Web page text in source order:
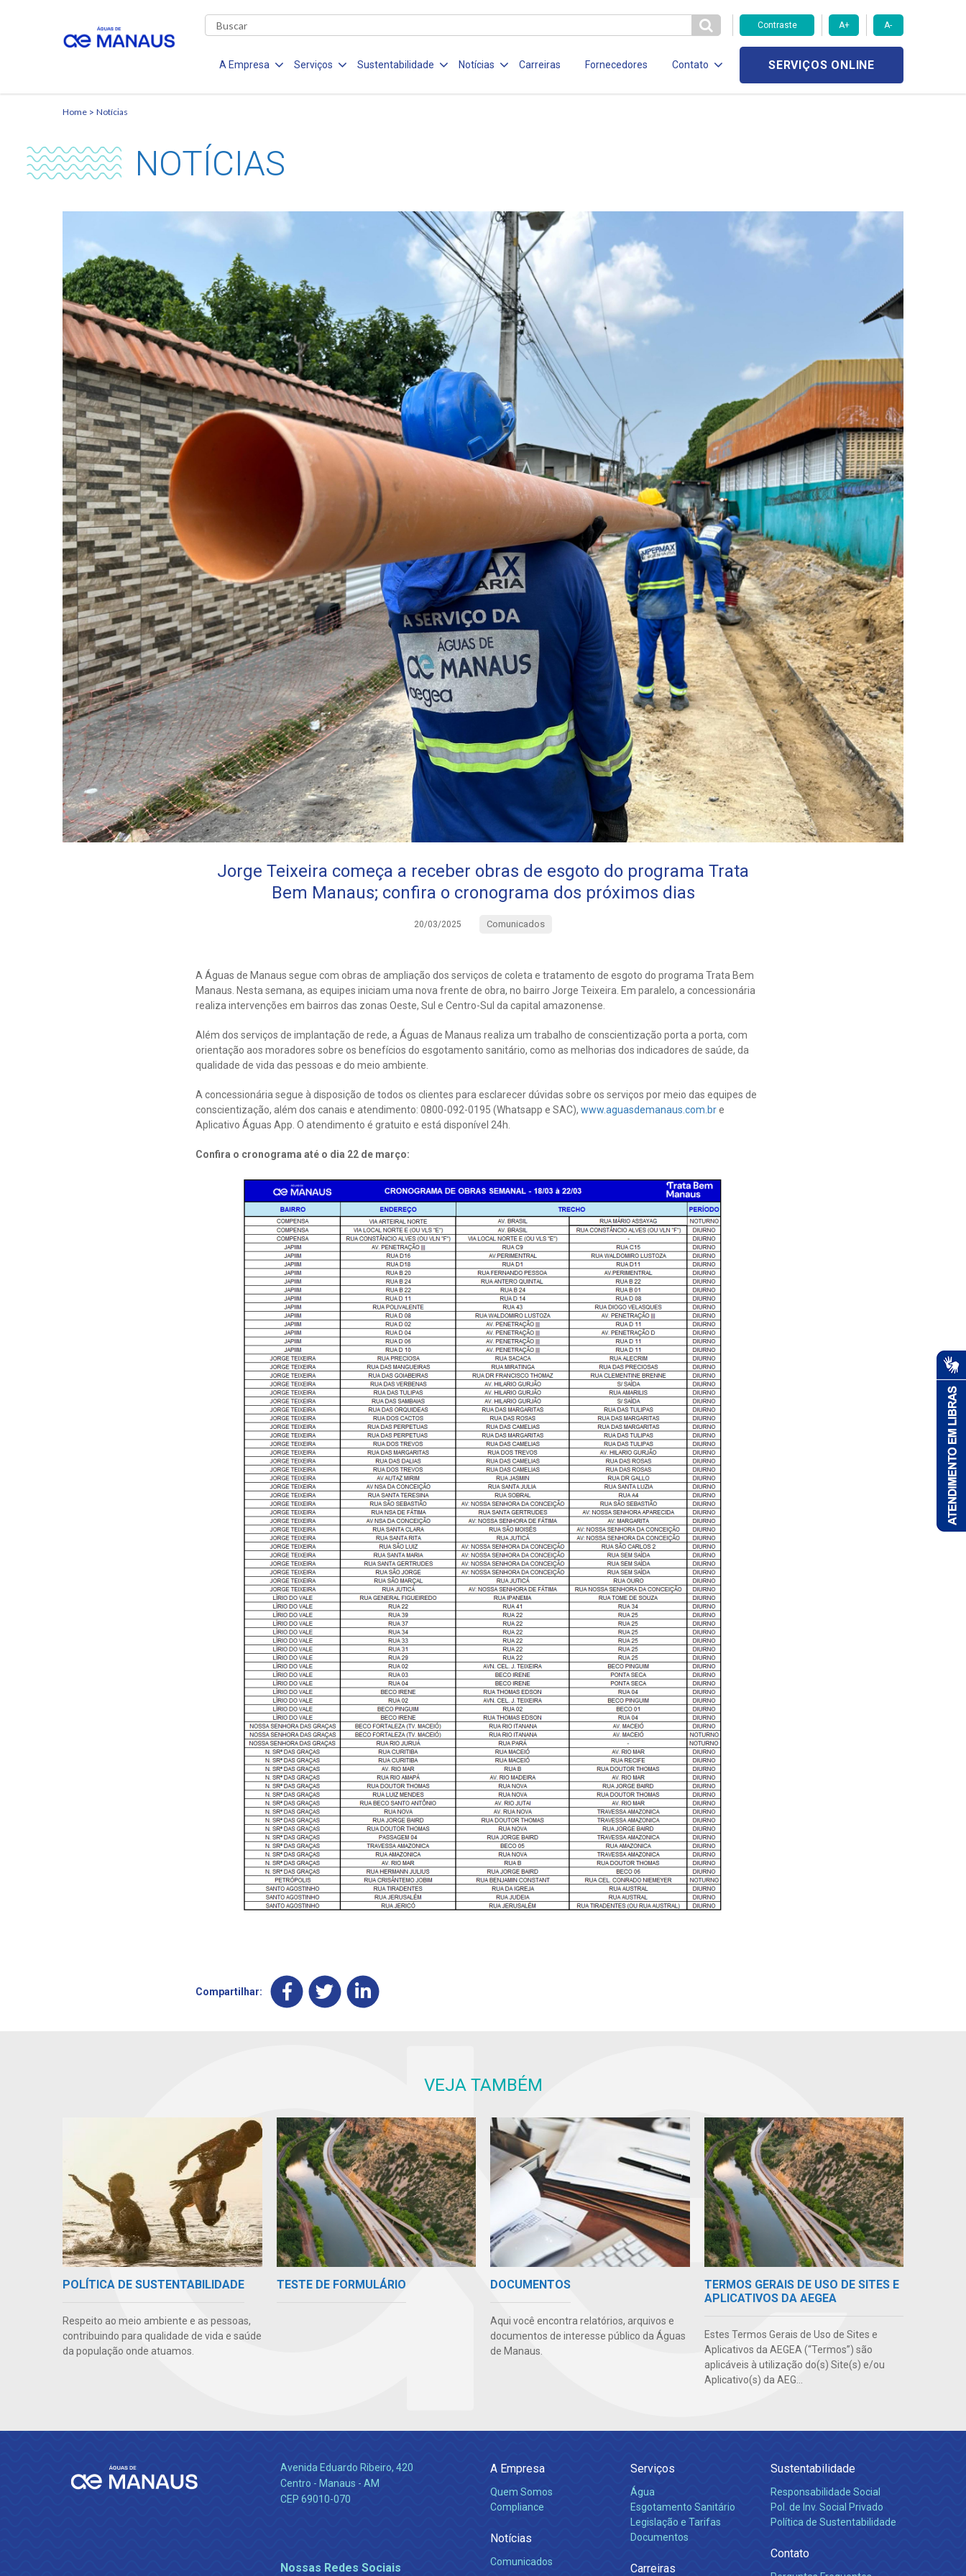
Contraste A+ A-
A Empresa Serviços Sustentabilidade Notícias Carreiras Fornecedores Contato SERVIÇOS ONLINE
Home Notícias
NOTÍCIAS
Jorge Teixeira começa a receber obras de esgoto do programa Trata
Bem Manaus; confira o cronograma dos próximos dias
20/03/2025 Comunicados
A Águas de Manaus segue com obras de ampliação dos serviços de coleta e tratamento de esgoto do programa Trata Bem
Manaus. Nesta semana, as equipes iniciam uma nova frente de obra, no bairro Jorge Teixeira. Em paralelo, a concessionária
realiza intervenções em bairros das zonas Oeste, Sul e Centro-Sul da capital amazonense.
Além dos serviços de implantação de rede, a Águas de Manaus realiza um trabalho de conscientização porta a porta, com
orientação aos moradores sobre os benefícios do esgotamento sanitário, como as melhorias dos indicadores de saúde, da
qualidade de vida das pessoas e do meio ambiente.
A concessionária segue à disposição de todos os clientes para esclarecer dúvidas sobre os serviços por meio das equipes de
conscientização, além dos canais e atendimento: 0800-092-0195 (Whatsapp e SAC), www.aguasdemanaus.com.bre
Aplicativo Águas App. O atendimento é gratuito e está disponível 24h.
Confira o cronograma até o dia 22 de março:
Compartilhar:
VEJA TAMBÉM
POLÍTICA DE SUSTENTABILIDADE
Respeito ao meio ambiente e as pessoas,
contribuindo para qualidade de vida e saúde
da população onde atuamos.
TESTE DE FORMULÁRIO DOCUMENTOS
Aqui você encontra relatórios, arquivos e
documentos de interesse público da Águas
de Manaus.
TERMOS GERAIS DE USO DE SITES E
APLICATIVOS DA AEGEA
Estes Termos Gerais de Uso de Sites e
Aplicativos da AEGEA (“Termos”) são
aplicáveis à utilização do(s) Site(s) e/ou
Aplicativo(s) da AEG...
Avenida Eduardo Ribeiro, 420
Centro - Manaus - AM
CEP 69010-070
Nossas Redes Sociais
A Empresa
Quem Somos
Compliance
Notícias
Comunicados
Serviços
Água
Esgotamento Sanitário
Legislação e Tarifas
Documentos
Carreiras
Sustentabilidade
Responsabilidade Social
Pol. de Inv. Social Privado
Política de Sustentabilidade
Contato